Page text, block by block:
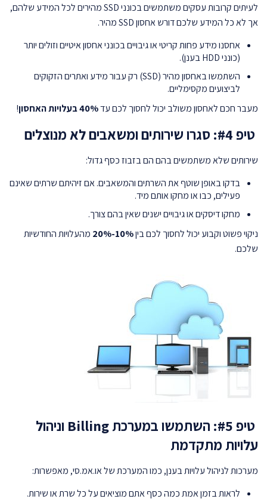
לעיתים קרובות עסקים משתמשים בכונני SSD מהירים לכל המידע שלהם,
אך לא כל המידע שלכם דורש אחסון SSD מהיר.
אחסנו מידע פחות קריטי או גיבויים בכונני אחסון איטיים וזולים יותר
(כונני HDD בענן).
השתמשו באחסון מהיר (SSD) רק עבור מידע ואתרים הזקוקים
לביצועים מקסימליים.
מעבר חכם לאחסון משולב יכול לחסוך לכם עד40% בעלויות האחסון !
טיפ #4: סגרו שירותים ומשאבים לא מנוצלים
שירותים שלא משתמשים בהם הם בזבוז כסף גדול:
בדקו באופן שוטף את השרתים והמשאבים. אם זיהיתם שרתים שאינם
פעילים, כבו או מחקו אותם מיד.
מחקו דיסקים או גיבויים ישנים שאין בהם צורך.
ניקוי פשוט וקבוע יכול לחסוך לכם בין10%-20%
מהעלויות החודשיות
שלכם.
טיפ #5: השתמשו במערכת Billing וניהול
עלויות מתקדמת
מערכות לניהול עלויות בענן, כמו המערכת של או.אמ.סי, מאפשרות:
לראות בזמן אמת כמה כסף אתם מוציאים על כל שרת או שירות.